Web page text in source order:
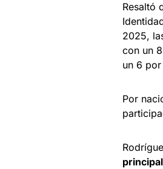
Resaltó
2025,
con un
un 6
Por